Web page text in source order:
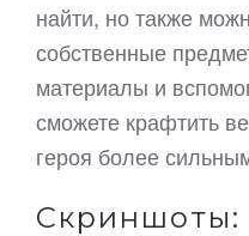
найти, но также
собственные
материалы и
сможете крафтить
героя более
Скриншоты: